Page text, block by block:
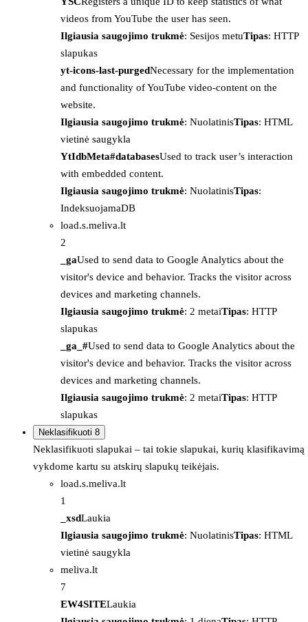
videos from YouTube the user has seen.
Ilgiausia saugojimo trukmė: Sesijos metuTipas: HTTP
slapukas
yt-icons-last-purgedNecessary for the implementation
and functionality of YouTube video-content on the
website.
Ilgiausia saugojimo trukmė: NuolatinisTipas: HTML
vietinė saugykla
YtIdbMeta#databasesUsed to track user’s interaction
with embedded content.
Ilgiausia saugojimo trukmė: NuolatinisTipas:
IndeksuojamaDB
load.s.meliva.lt
2
_gaUsed to send data to Google Analytics about the
visitor's device and behavior. Tracks the visitor across
devices and marketing channels.
Ilgiausia saugojimo trukmė: 2 metaiTipas: HTTP
slapukas
_ga_#Used to send data to Google Analytics about the
visitor's device and behavior. Tracks the visitor across
devices and marketing channels.
Ilgiausia saugojimo trukmė: 2 metaiTipas: HTTP
slapukas
Neklasifikuoti 8
Neklasifikuoti slapukai – tai tokie slapukai, kurių klasifikavimą
vykdome kartu su atskirų slapukų teikėjais.
load.s.meliva.lt
1
_xsdLaukia
Ilgiausia saugojimo trukmė: NuolatinisTipas: HTML
vietinė saugykla
meliva.lt
7
EW4SITELaukia